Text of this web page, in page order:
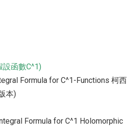
函數C^1)
Formula for C^1-Functions 柯西
本)
Formula for C^1 Holomorphic